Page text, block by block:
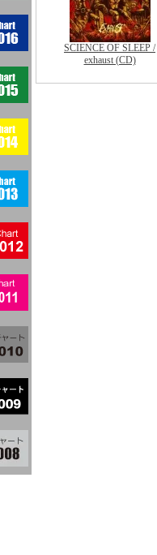
SCIENCE OF SLEEP /
exhaust (CD)